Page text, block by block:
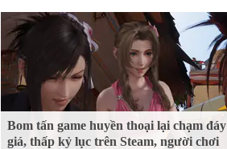
Bom tấn game huyền thoại lại chạm đáy
giá, thấp kỷ lục trên Steam, người chơi